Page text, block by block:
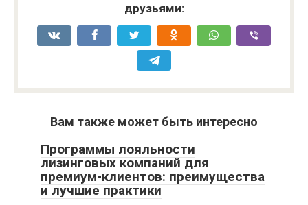
друзьями:
Вам также может быть интересно
Программы лояльности
лизинговых компаний для
премиум-клиентов: преимущества
и лучшие практики